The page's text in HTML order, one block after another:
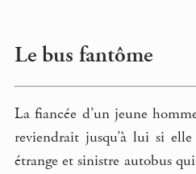
Le bus fantôme
La fiancée d’un jeune
reviendrait jusqu’à lui si
étrange et sinistre autobus